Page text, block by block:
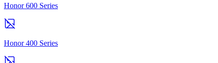
Honor 600 Series
Honor 400 Series